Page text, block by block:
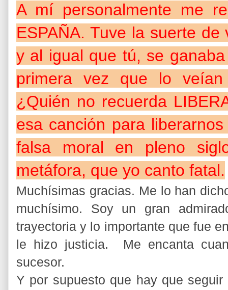
A mí personalmente me
ESPAÑA. Tuve la suerte
y al igual que tú, se
primera vez que lo
¿Quién no recuerda
esa canción para
falsa moral en pleno
metáfora, que yo canto fatal.
Muchísimas gracias. Me lo han
muchísimo. Soy un gran
trayectoria y lo importante que fue
le hizo justicia. Me encanta
sucesor.
Y por supuesto que hay que